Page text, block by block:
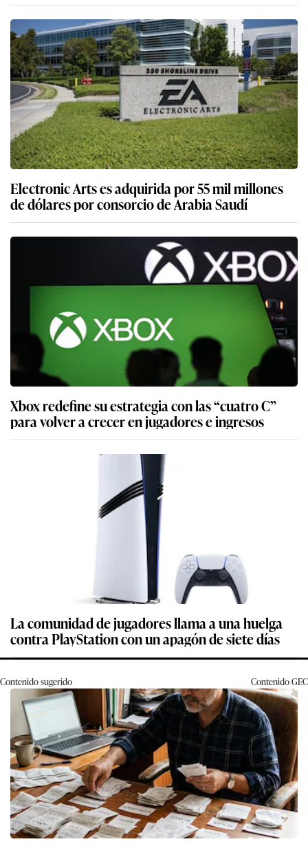
Electronic Arts es adquirida por 55 mil millones
de dólares por consorcio de Arabia Saudí
Xbox redefine su estrategia con las “cuatro C”
para volver a crecer en jugadores e ingresos
La comunidad de jugadores llama a una huelga
contra PlayStation con un apagón de siete días
Contenido sugerido ContenidoGEC